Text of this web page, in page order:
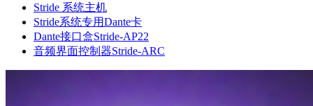
Stride 系统主机
Stride系统专用Dante卡
Dante接口盒Stride-AP22
音频界面控制器Stride-ARC